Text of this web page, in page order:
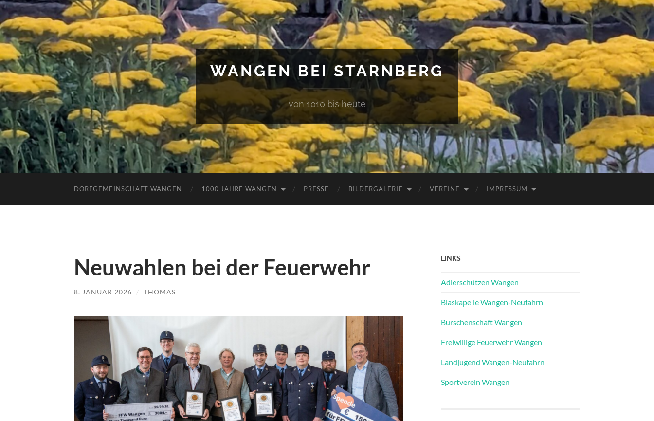
WANGEN BEI STARNBERG
von 1010 bis heute
DORFGEMEINSCHAFT WANGEN 1000 JAHRE WANGEN PRESSE BILDERGALERIE VEREINE IMPRESSUM
Neuwahlen bei der Feuerwehr
8. JANUAR 2026 / THOMAS
LINKS
Adlerschützen Wangen
Blaskapelle Wangen-Neufahrn
Burschenschaft Wangen
Freiwillige Feuerwehr Wangen
Landjugend Wangen-Neufahrn
Sportverein Wangen